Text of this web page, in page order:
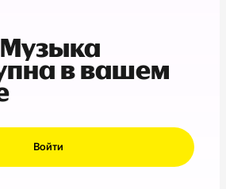
в вашем
Войти